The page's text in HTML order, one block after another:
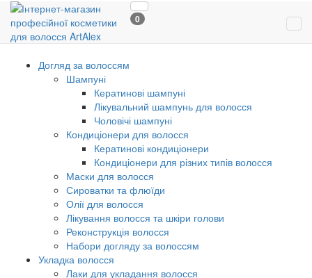
0
Догляд за волоссям
Шампуні
Кератинові шампуні
Лікувальний шампунь для волосся
Чоловічі шампуні
Кондиціонери для волосся
Кератинові кондиціонери
Кондиціонери для різних типів волосся
Маски для волосся
Сироватки та флюїди
Олії для волосся
Лікування волосся та шкіри голови
Реконструкція волосся
Набори догляду за волоссям
Укладка волосся
Лаки для укладання волосся